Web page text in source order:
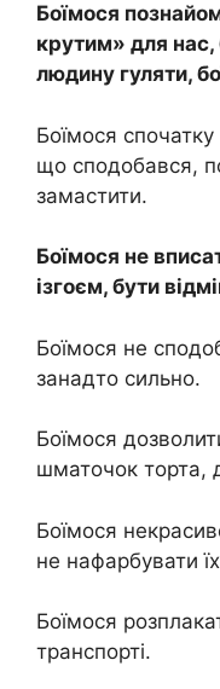
Боїмося
крутим» для нас,
людину гуляти,
Боїмося
що сподобався,
замастити.
Боїмося не
ізгоєм, бути
Боїмося не
занадто сильно.
Боїмося
шматочок торта,
Боїмося
не нафарбувати
Боїмося
транспорті.